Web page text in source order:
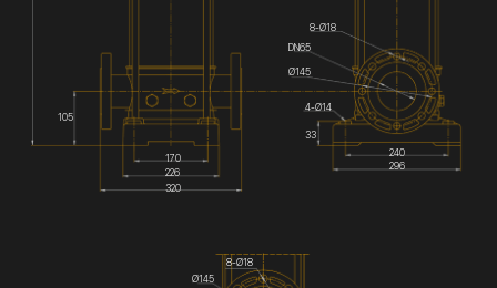
DN65
105
170
226
320
240
296
33
4-Ø14
Ø145
8-Ø18
8-Ø18
Ø145